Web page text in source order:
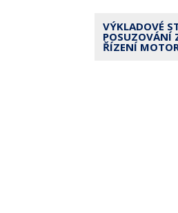
VÝKLADOVÉ
POSUZOVÁNÍ
ŘÍZENÍ